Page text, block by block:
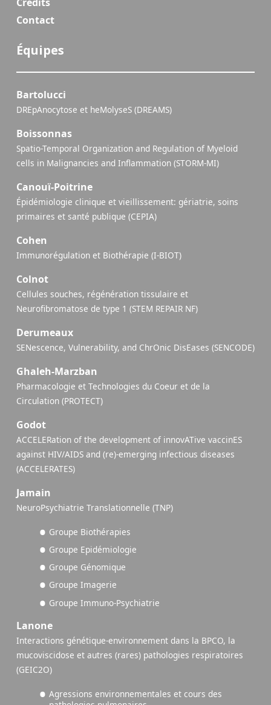
Contact
Équipes
Bartolucci
DREpAnocytose et heMolyseS (DREAMS)
Boissonnas
Spatio-Temporal Organization and Regulation of Myeloid
cells in Malignancies and Inflammation (STORM-MI)
Canouï-Poitrine
Épidémiologie clinique et vieillissement: gériatrie, soins
primaires et santé publique (CEPIA)
Cohen
Immunorégulation et Biothérapie (I-BIOT)
Colnot
Cellules souches, régénération tissulaire et
Neurofibromatose de type 1 (STEM REPAIR NF)
Derumeaux
SENescence, Vulnerability, and ChrOnic DisEases (SENCODE)
Ghaleh-Marzban
Pharmacologie et Technologies du Coeur et de la
Circulation (PROTECT)
Godot
ACCELERation of the development of innovATive vaccinES
against HIV/AIDS and (re)-emerging infectious diseases
(ACCELERATES)
Jamain
NeuroPsychiatrie Translationnelle (TNP)
Groupe Biothérapies
Groupe Epidémiologie
Groupe Génomique
Groupe Imagerie
Groupe Immuno-Psychiatrie
Lanone
Interactions génétique-environnement dans la BPCO, la
mucoviscidose et autres (rares) pathologies respiratoires
(GEIC2O)
Agressions environnementales et cours des